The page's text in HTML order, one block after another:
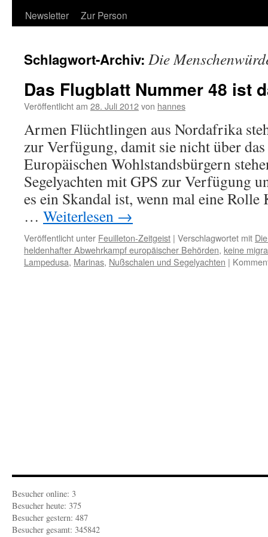
Newsletter
Zur Person
Schlagwort-Archiv: Die
Das Flugblatt Nummer 48 ist
Veröffentlicht am 28. Juli 2012von hannes
Armen Flüchtlingen aus Nordafrika
zur Verfügung, damit sie nicht über
Europäischen Wohlstandsbürgern
Segelyachten mit GPS zur Verfügung
es ein Skandal ist, wenn mal eine
… Weiterlesen →
Veröffentlicht unter Feuilleton-Zeitgeist | Verschlagwortet mit
heldenhafter Abwehrkampf europäischer Behörden, keine
Lampedusa, Marinas, Nußschalen und Segelyachten |
Besucher online: 3
Besucher heute: 375
Besucher gestern: 487
Besucher gesamt: 345842